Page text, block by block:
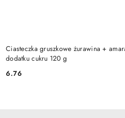
Ciasteczka gruszkowe żurawina +
dodatku cukru 120 g
Cena:
6.76